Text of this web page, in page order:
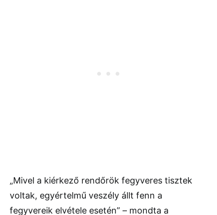
„Mivel a kiérkező rendőrök fegyveres tisztek
voltak, egyértelmű veszély állt fenn a
fegyvereik elvétele esetén” – mondta a